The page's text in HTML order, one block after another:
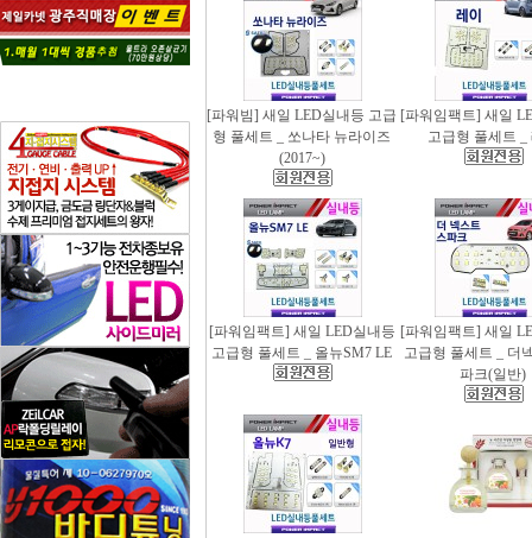
[파워빔] 새일 LED실내등 고급
형 풀세트 _ 쏘나타 뉴라이즈
(2017~)
[파워임팩트] 새일
고급형 풀세트 _
[파워임팩트] 새일 LED실내등
고급형 풀세트 _ 올뉴SM7 LE
[파워임팩트] 새일
고급형 풀세트 _ 더
파크(일반)